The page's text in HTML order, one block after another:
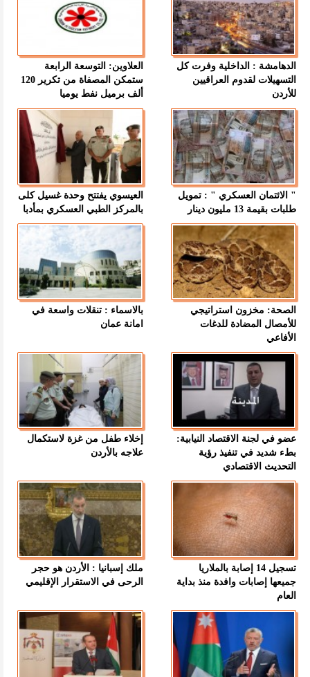
الدهامشة : الداخلية وفرت كل
التسهيلات لقدوم العراقيين
للأردن
العلاوين: التوسعة الرابعة
ستمكن المصفاة من تكرير 120
ألف برميل نفط يوميا
" الائتمان العسكري " : تمويل
طلبات بقيمة 13 مليون دينار
العيسوي يفتتح وحدة غسيل كلى
بالمركز الطبي العسكري بمأدبا
الصحة: مخزون استراتيجي
للأمصال المضادة للدغات
الأفاعي
بالاسماء : تنقلات واسعة في
امانة عمان
عضو في لجنة الاقتصاد النيابية:
بطء شديد في تنفيذ رؤية
التحديث الاقتصادي
إخلاء طفل من غزة لاستكمال
علاجه بالأردن
تسجيل 14 إصابة بالملاريا
جميعها إصابات وافدة منذ بداية
العام
ملك إسبانيا : الأردن هو حجر
الرحى في الاستقرار الإقليمي